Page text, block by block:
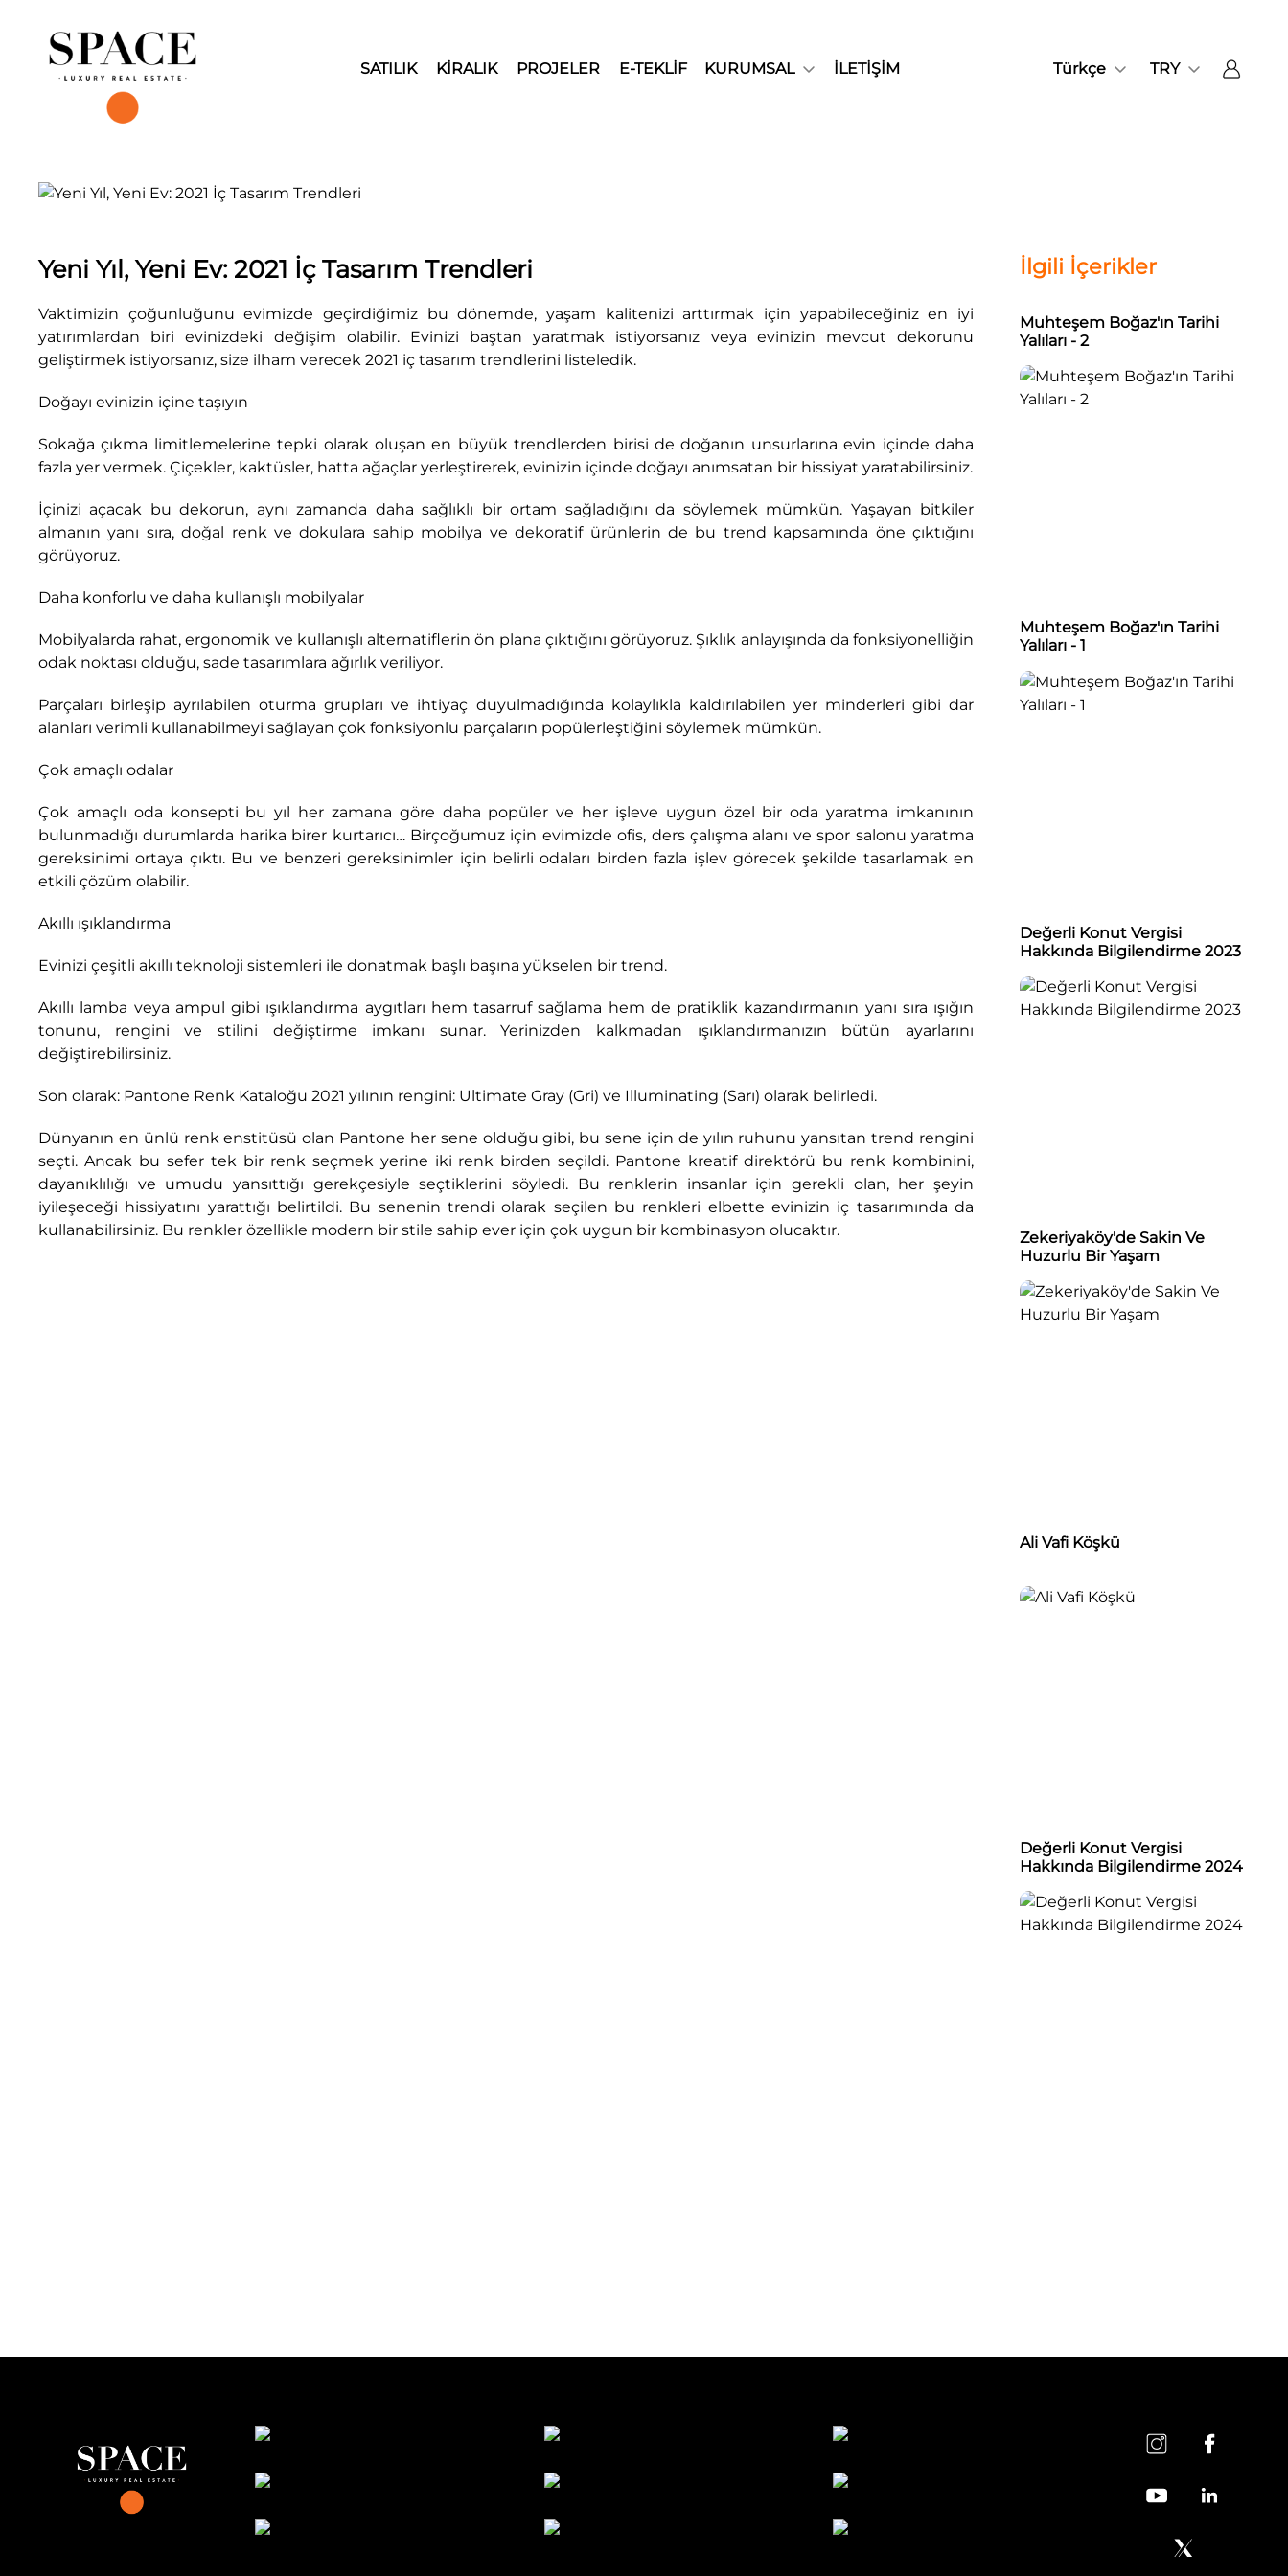
SATILIK KİRALIK PROJELER E-TEKLİF KURUMSAL İLETİŞİM Türkçe TRY
Yeni Yıl, Yeni Ev: 2021 İç Tasarım Trendleri
Vaktimizin çoğunluğunu evimizde geçirdiğimiz bu dönemde, yaşam kalitenizi arttırmak için yapabileceğiniz en iyi
yatırımlardan biri evinizdeki değişim olabilir. Evinizi baştan yaratmak istiyorsanız veya evinizin mevcut dekorunu
geliştirmek istiyorsanız, size ilham verecek 2021 iç tasarım trendlerini listeledik.
Doğayı evinizin içine taşıyın
Sokağa çıkma limitlemelerine tepki olarak oluşan en büyük trendlerden birisi de doğanın unsurlarına evin içinde daha
fazla yer vermek. Çiçekler, kaktüsler, hatta ağaçlar yerleştirerek, evinizin içinde doğayı anımsatan bir hissiyat yaratabilirsiniz.
İçinizi açacak bu dekorun, aynı zamanda daha sağlıklı bir ortam sağladığını da söylemek mümkün. Yaşayan bitkiler
almanın yanı sıra, doğal renk ve dokulara sahip mobilya ve dekoratif ürünlerin de bu trend kapsamında öne çıktığını
görüyoruz.
Daha konforlu ve daha kullanışlı mobilyalar
Mobilyalarda rahat, ergonomik ve kullanışlı alternatiflerin ön plana çıktığını görüyoruz. Şıklık anlayışında da fonksiyonelliğin
odak noktası olduğu, sade tasarımlara ağırlık veriliyor.
Parçaları birleşip ayrılabilen oturma grupları ve ihtiyaç duyulmadığında kolaylıkla kaldırılabilen yer minderleri gibi dar
alanları verimli kullanabilmeyi sağlayan çok fonksiyonlu parçaların popülerleştiğini söylemek mümkün.
Çok amaçlı odalar
Çok amaçlı oda konsepti bu yıl her zamana göre daha popüler ve her işleve uygun özel bir oda yaratma imkanının
bulunmadığı durumlarda harika birer kurtarıcı… Birçoğumuz için evimizde ofis, ders çalışma alanı ve spor salonu yaratma
gereksinimi ortaya çıktı. Bu ve benzeri gereksinimler için belirli odaları birden fazla işlev görecek şekilde tasarlamak en
etkili çözüm olabilir.
Akıllı ışıklandırma
Evinizi çeşitli akıllı teknoloji sistemleri ile donatmak başlı başına yükselen bir trend.
Akıllı lamba veya ampul gibi ışıklandırma aygıtları hem tasarruf sağlama hem de pratiklik kazandırmanın yanı sıra ışığın
tonunu, rengini ve stilini değiştirme imkanı sunar. Yerinizden kalkmadan ışıklandırmanızın bütün ayarlarını
değiştirebilirsiniz.
Son olarak: Pantone Renk Kataloğu 2021 yılının rengini: Ultimate Gray (Gri) ve Illuminating (Sarı) olarak belirledi.
Dünyanın en ünlü renk enstitüsü olan Pantone her sene olduğu gibi, bu sene için de yılın ruhunu yansıtan trend rengini
seçti. Ancak bu sefer tek bir renk seçmek yerine iki renk birden seçildi. Pantone kreatif direktörü bu renk kombinini,
dayanıklılığı ve umudu yansıttığı gerekçesiyle seçtiklerini söyledi. Bu renklerin insanlar için gerekli olan, her şeyin
iyileşeceği hissiyatını yarattığı belirtildi. Bu senenin trendi olarak seçilen bu renkleri elbette evinizin iç tasarımında da
kullanabilirsiniz. Bu renkler özellikle modern bir stile sahip ever için çok uygun bir kombinasyon olucaktır.
İlgili İçerikler
Muhteşem Boğaz'ın Tarihi
Yalıları - 2
Muhteşem Boğaz'ın Tarihi
Yalıları - 1
Değerli Konut Vergisi
Hakkında Bilgilendirme 2023
Zekeriyaköy'de Sakin Ve
Huzurlu Bir Yaşam
Ali Vafi Köşkü
Değerli Konut Vergisi
Hakkında Bilgilendirme 2024